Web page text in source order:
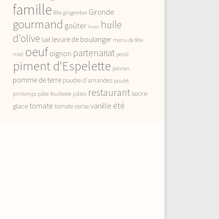
famille fête gingembre Gironde
gourmand goûter hiver huile
d'olive lait levure de boulanger menu de fête
miel oeuf oignon partenariat persil
piment d'Espelette poivron
pomme de terre poudre d'amandes poulet
printemps pâte feuilletée pâtes restaurant sucre
glace tomate tomate cerisevanille été